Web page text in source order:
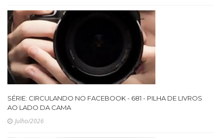
SÉRIE: CIRCULANDO NO FACEBOOK - 681 - PILHA DE LIVROS
AO LADO DA CAMA
Julho/2026